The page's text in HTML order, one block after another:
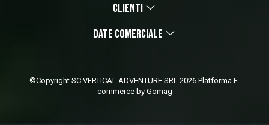
CLIENTI
DATE COMERCIALE
©Copyright SC VERTICAL ADVENTURE SRL 2026 Platforma E-
commerce by Gomag